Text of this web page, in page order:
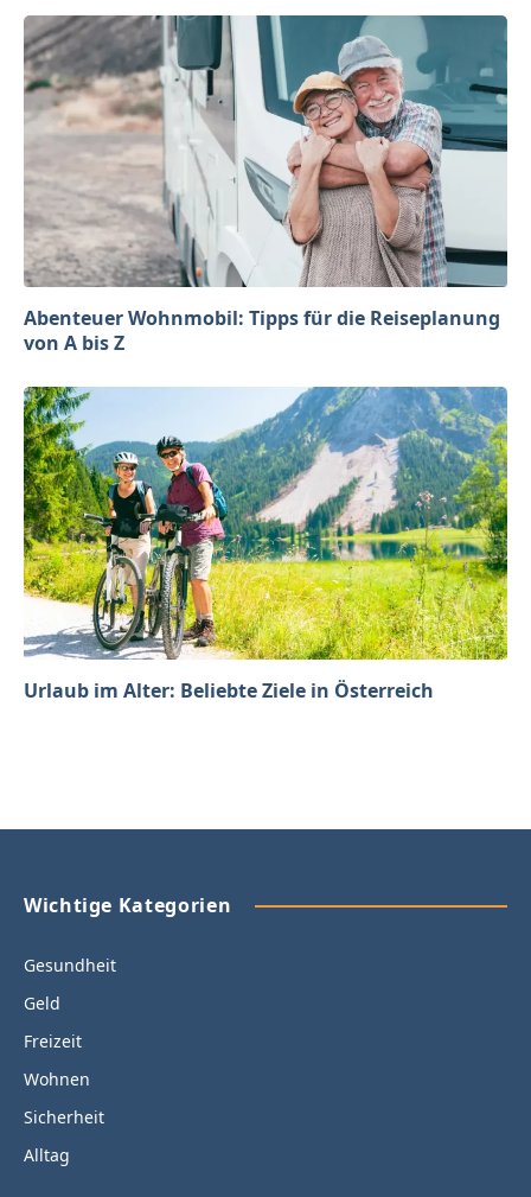
Abenteuer Wohnmobil: Tipps für die Reiseplanung
von A bis Z
Urlaub im Alter: Beliebte Ziele in Österreich
Wichtige Kategorien
Gesundheit
Geld
Freizeit
Wohnen
Sicherheit
Alltag